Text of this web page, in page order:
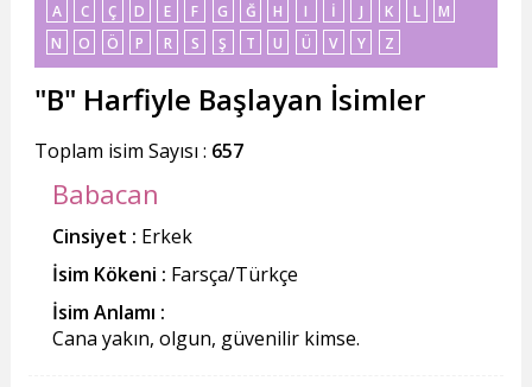
A C Ç D E F G Ğ H I İ J K L
M
N
O Ö P R S Ş T U Ü V Y Z
"B" Harfiyle Başlayan İsimler
Toplam isim Sayısı : 657
Babacan
Cinsiyet : Erkek
İsim Kökeni : Farsça/Türkçe
İsim Anlamı :
Cana yakın, olgun, güvenilir kimse.